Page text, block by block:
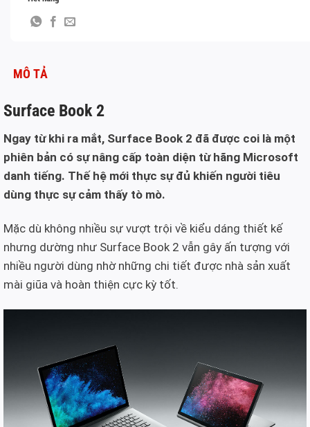
MÔ TẢ
Surface Book 2
Ngay từ khi ra mắt, Surface Book 2 đã được coi là một
phiên bản có sự nâng cấp toàn diện từ hãng Microsoft
danh tiếng. Thế hệ mới thực sự đủ khiến người tiêu
dùng thực sự cảm thấy tò mò.
Mặc dù không nhiều sự vượt trội về kiểu dáng thiết kế
nhưng dường như Surface Book 2 vẫn gây ấn tượng với
nhiều người dùng nhờ những chi tiết được nhà sản xuất
mài giũa và hoàn thiện cực kỳ tốt.